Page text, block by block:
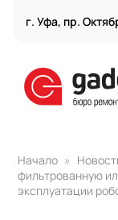
г. Уфа, пр.
Начало
фильтрованную
эксплуатации